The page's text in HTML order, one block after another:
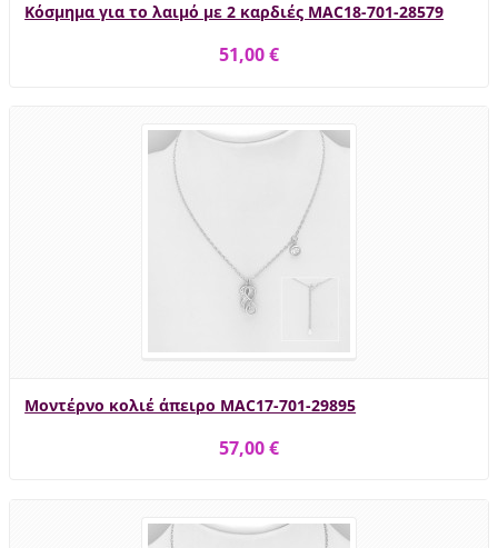
Κόσμημα για το λαιμό με 2 καρδιές MAC18-701-28579
51,00 €
Μοντέρνο κολιέ άπειρο MAC17-701-29895
57,00 €